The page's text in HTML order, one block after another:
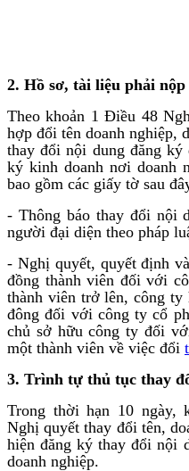
2. Hồ sơ, tài liệu phải nộp
Theo khoản 1 Điều 48
hợp đổi tên doanh nghiệp,
thay đổi nội dung đăng ký
ký kinh doanh nơi doanh
bao gồm các giấy tờ sau
- Thông báo thay đổi nội
người đại diện theo pháp
- Nghị quyết, quyết định
đồng thành viên đối với
thành viên trở lên, công
đông đối với công ty cổ
chủ sở hữu công ty đối
một thành viên về việc đổi
3. Trình tự thủ tục thay
Trong thời hạn 10 ngày,
Nghị quyết thay đổi tên,
hiện đăng ký thay đổi nội
doanh nghiệp.